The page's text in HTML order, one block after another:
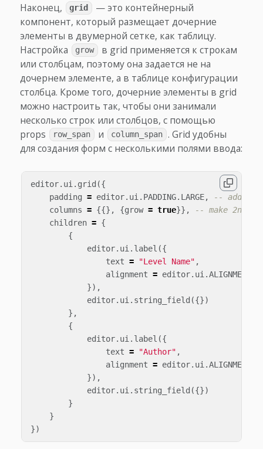
Наконец, grid
— это контейнерный
компонент, который размещает дочерние
элементы в двумерной сетке, как таблицу.
Настройка
grow
в grid применяется к строкам
или столбцам, поэтому она задается не на
дочернем элементе, а в таблице конфигурации
столбца. Кроме того, дочерние элементы в grid
можно настроить так, чтобы они занимали
несколько строк или столбцов, с помощью
props
row_span и column_span . Grid удобны
для создания форм с несколькими полями ввода:
editor. ui . grid ({
padding = editor. ui . PADDING. LARGE,
-- add
columns = {{}, {grow = true}},
-- make 2nd
children = {
{
editor. ui . label ({
text = "Level Name" ,
alignment = editor. ui .ALIGNMENT
}),
editor. ui . string_field ({})
},
{
editor. ui . label ({
text = "Author" ,
alignment = editor. ui .ALIGNMENT
}),
editor. ui . string_field ({})
}
}
})